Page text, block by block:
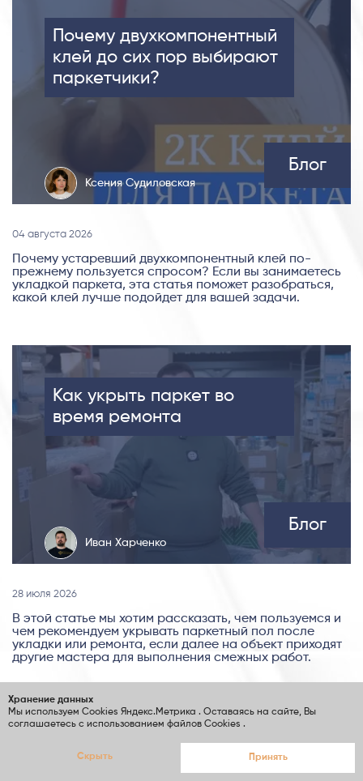
Почему двухкомпонентный
клей до сих пор выбирают
паркетчики?
Ксения Судиловская
Блог
04 августа 2026
Почему устаревший двухкомпонентный клей по-
прежнему пользуется спросом? Если вы занимаетесь
укладкой паркета, эта статья поможет разобраться,
какой клей лучше подойдет для вашей задачи.
Как укрыть паркет во
время ремонта
Иван Харченко
Блог
28 июля 2026
В этой статье мы хотим рассказать, чем пользуемся и
чем рекомендуем укрывать паркетный пол после
укладки или ремонта, если далее на объект приходят
другие мастера для выполнения смежных работ.
Теплый пол и паркет. Как
совместить несовместимое
Хранение данных
Мы используем Cookies Яндекс.Метрика . Оставаясь на сайте, Вы
соглашаетесь с использованием файлов Cookies .
Скрыть Принять